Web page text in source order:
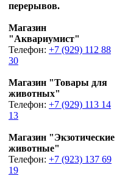
перерывов.
Магазин
"Аквариумист"
Телефон: +7 (929) 112 88
30
Магазин "Товары для
животных"
Телефон: +7 (929) 113 14
13
Магазин "Экзотические
животные"
Телефон: +7 (923) 137 69
19